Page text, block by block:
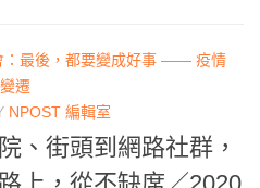
：最後，都要變成好事 —— 疫情
遷
NPOST 編輯室
、街頭到網路社群，